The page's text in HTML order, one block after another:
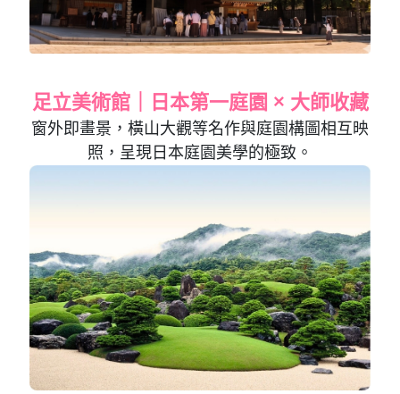
足立美術館｜日本第一庭園 × 大師收藏
窗外即畫景，橫山大觀等名作與庭園構圖相互映
照，呈現日本庭園美學的極致。